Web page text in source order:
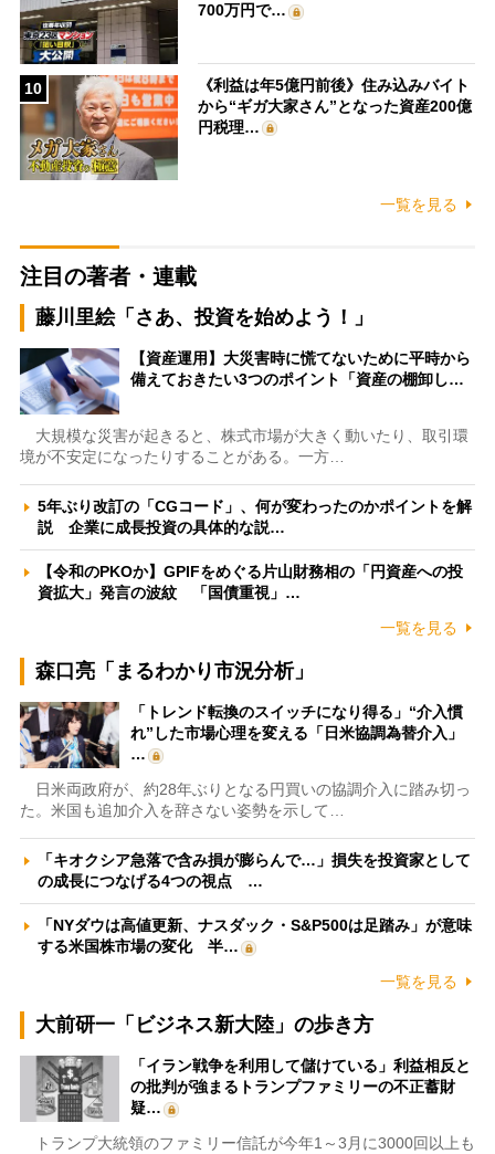
700万円で…
10
《利益は年5億円前後》住み込みバイト
から“ギガ大家さん”となった資産200億
円税理…
一覧を見る
注目の著者・連載
藤川里絵「さあ、投資を始めよう！」
【資産運用】大災害時に慌てないために平時から
備えておきたい3つのポイント「資産の棚卸し…
大規模な災害が起きると、株式市場が大きく動いたり、取引環
境が不安定になったりすることがある。一方…
5年ぶり改訂の「CGコード」、何が変わったのかポイントを解
説 企業に成長投資の具体的な説…
【令和のPKOか】GPIFをめぐる片山財務相の「円資産への投
資拡大」発言の波紋 「国債重視」…
一覧を見る
森口亮「まるわかり市況分析」
「トレンド転換のスイッチになり得る」“介入慣
れ”した市場心理を変える「日米協調為替介入」
…
日米両政府が、約28年ぶりとなる円買いの協調介入に踏み切っ
た。米国も追加介入を辞さない姿勢を示して…
「キオクシア急落で含み損が膨らんで…」損失を投資家として
の成長につなげる4つの視点 …
「NYダウは高値更新、ナスダック・S&P500は足踏み」が意味
する米国株市場の変化 半…
一覧を見る
大前研一「ビジネス新大陸」の歩き方
「イラン戦争を利用して儲けている」利益相反と
の批判が強まるトランプファミリーの不正蓄財
疑…
トランプ大統領のファミリー信託が今年1～3月に3000回以上も